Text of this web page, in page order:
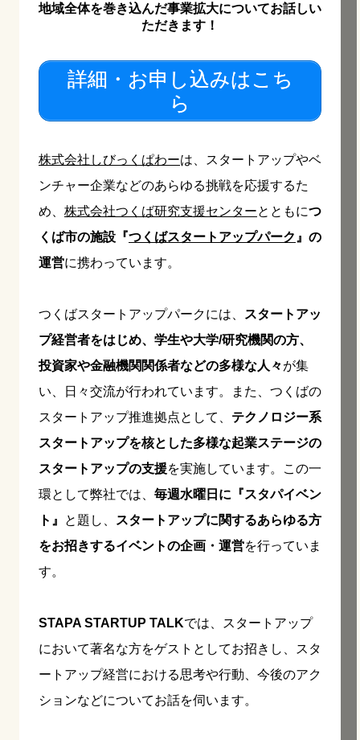
地域全体を巻き込んだ事業拡大についてお話しい
ただきます！
詳細・お申し込みはこち
ら
株式会社しびっくぱわーは、スタートアップやベ
ンチャー企業などのあらゆる挑戦を応援するた
め、 株式会社つくば研究支援センターとともにつ
くば市の施設『つくばスタートアップパーク 』の
運営に携わっています。
つくばスタートアップパークには、
スタートアッ
プ経営者をはじめ、学生や大学/研究機関の方、
投資家や金融機関関係者などの多様な人々が集
い、日々交流が行われています。また、つくばの
スタートアップ推進拠点として、 テクノロジー系
スタートアップを核とした多様な起業ステージの
スタートアップの支援を実施しています。この一
環として弊社では、 毎週水曜日に『スタパイベン
ト』
と題し、
スタートアップに関するあらゆる方
をお招きするイベントの企画・運営を行っていま
す。
STAPA STARTUP TALKでは、スタートアップ
において著名な方をゲストとしてお招きし、スタ
ートアップ経営における思考や行動、今後のアク
ションなどについてお話を伺います。